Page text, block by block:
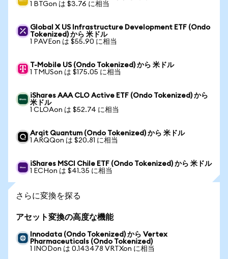
1 BTGon は $3.76 に相当
Global X US Infrastructure Development ETF (Ondo
Tokenized) から 米ドル
1 PAVEon は $55.90 に相当
T-Mobile US (Ondo Tokenized) から 米ドル
1 TMUSon は $175.05 に相当
iShares AAA CLO Active ETF (Ondo Tokenized) から
米ドル
1 CLOAon は $52.74 に相当
Arqit Quantum (Ondo Tokenized) から 米ドル
1 ARQQon は $20.81 に相当
iShares MSCI Chile ETF (Ondo Tokenized) から 米ドル
1 ECHon は $41.35 に相当
さらに変換を探る
アセット変換の高度な機能
Innodata (Ondo Tokenized) から Vertex
Pharmaceuticals (Ondo Tokenized)
1 INODon は 0.143478 VRTXon に相当